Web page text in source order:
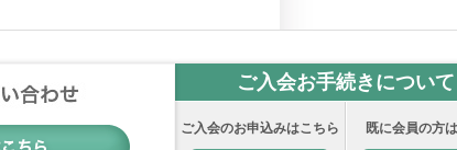
ご入会お手続きについて
ご入会のお申込みはこちら 既に会員の方